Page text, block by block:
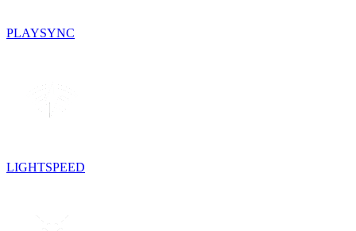
PLAYSYNC
LIGHTSPEED